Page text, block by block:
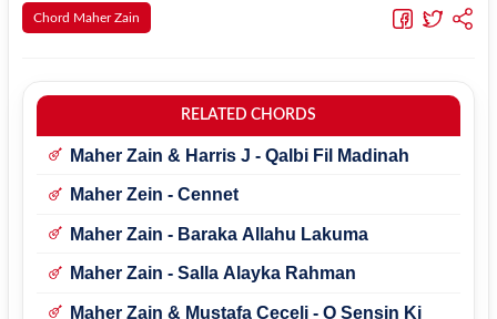
Chord Maher Zain
RELATED CHORDS
Maher Zain & Harris J - Qalbi Fil Madinah
Maher Zein - Cennet
Maher Zain - Baraka Allahu Lakuma
Maher Zain - Salla Alayka Rahman
Maher Zain & Mustafa Ceceli - O Sensin Ki